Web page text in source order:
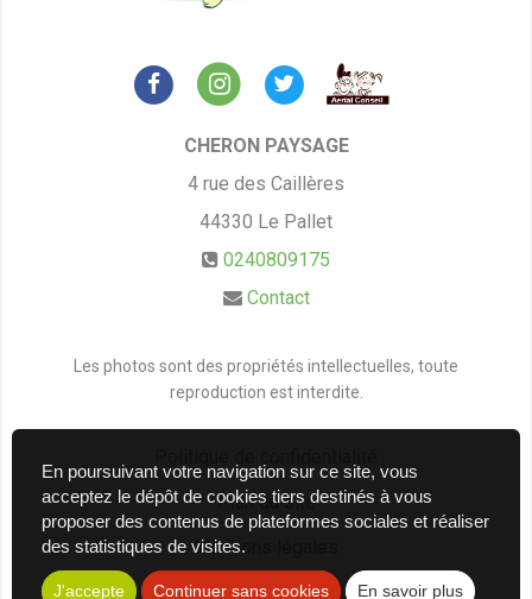
CHERON PAYSAGE
4 rue des Caillères
44330 Le Pallet
0240809175
Contact
Les photos sont des propriétés intellectuelles, toute
reproduction est interdite.
Plan du site
Mentions légales
En poursuivant votre navigation sur ce site, vous
acceptez le dépôt de cookies tiers destinés à vous
proposer des contenus de plateformes sociales et réaliser
des statistiques de visites.
J'accepte Continuer sans cookies En savoir plus